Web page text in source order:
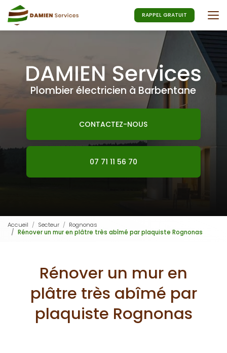
au
contenu
principal
RAPPEL GRATUIT
Plombier électricien à Barbentane
CONTACTEZ-NOUS
07 71 11 56 70
Accueil Secteur
Rognonas
Rénover un mur en plâtre très abîmé par plaquiste Rognonas
Rénover un mur en
plâtre très abîmé par
plaquiste Rognonas